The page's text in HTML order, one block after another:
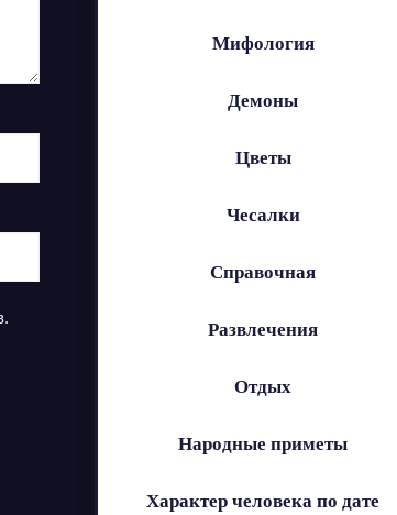
Мифология
Демоны
Цветы
Чесалки
Справочная
Развлечения
Отдых
Народные приметы
Характер человека по дате